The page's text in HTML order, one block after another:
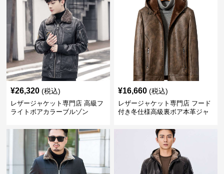
¥26,320 (税込)
レザージャケット専門店 高級フ
ライトボアカラーブルゾン
¥16,660 (税込)
レザージャケット専門店 フード
付き冬仕様高級裏ボア本革ジャ